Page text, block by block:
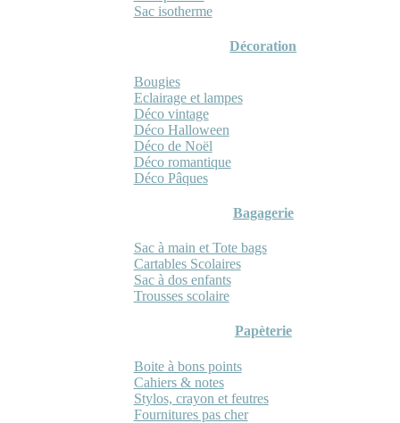
Sac isotherme
Décoration
Bougies
Eclairage et lampes
Déco vintage
Déco Halloween
Déco de Noël
Déco romantique
Déco Pâques
Bagagerie
Sac à main et Tote bags
Cartables Scolaires
Sac à dos enfants
Trousses scolaire
Papèterie
Boite à bons points
Cahiers & notes
Stylos, crayon et feutres
Fournitures pas cher